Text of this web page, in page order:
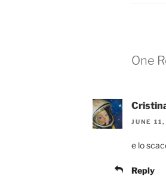
One
JUNE
e lo
Reply